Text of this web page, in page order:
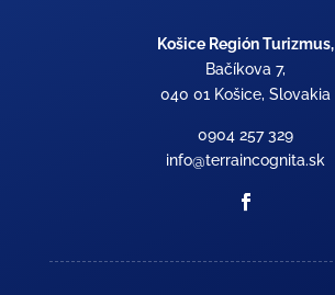
Košice Región Turizmus,
Bačíkova 7,
040 01 Košice, Slovakia
0904 257 329
info@terraincognita.sk